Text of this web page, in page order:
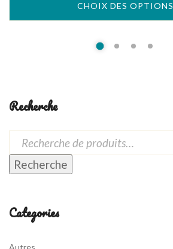
CHOIX DES OPTIONS
Recherche
Recherche
Categories